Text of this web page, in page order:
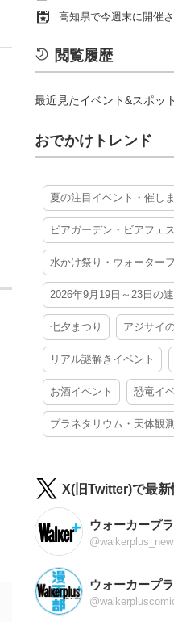
高知県で今週末に開催
閲覧履歴
最近見たイベント&スポッ
おでかけトレンド
夏の注目イベント・催し
ビアガーデン・ビアフェス
水かけ祭り・ウォーター
2026年9月19日～23日の
七夕まつり アジサイ
リアル謎解きイベント
お酒イベント 恐竜イ
プラネタリウム・天体観測
X(旧Twitter)で最新
ウォーカープ
ウォーカープ